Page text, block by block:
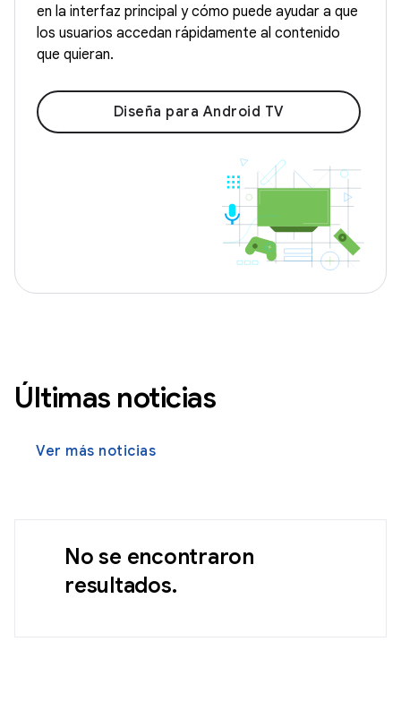
en la interfaz principal y cómo puede ayudar a que
los usuarios accedan rápidamente al contenido
que quieran.
Diseña para Android TV
Últimas noticias
Ver más noticias
No se encontraron
resultados.